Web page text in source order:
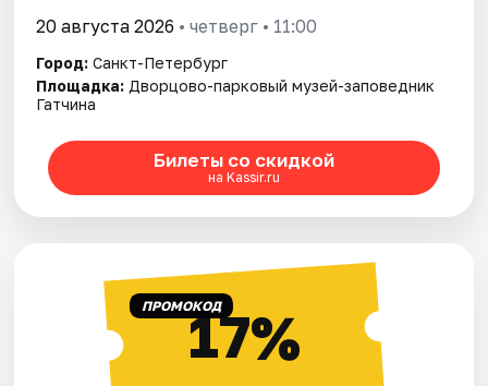
20 августа 2026 • четверг • 11:00
Город: Санкт-Петербург
Площадка: Дворцово-парковый музей-заповедник
Гатчина
Билеты со скидкой
на Kassir.ru
ПРОМОКОД17%